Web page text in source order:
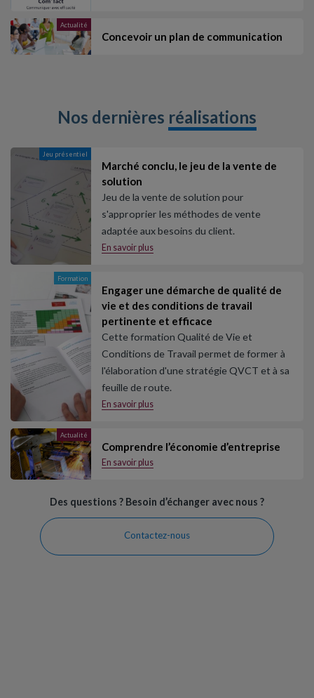
Actualité
Concevoir un plan de communication
Nos dernières réalisations
Jeu présentiel
Marché conclu, le jeu de la vente de
solution
Jeu de la vente de solution pour
s'approprier les méthodes de vente
adaptée aux besoins du client.
En savoir plus
Formation
Engager une démarche de qualité de
vie et des conditions de travail
pertinente et efficace
Cette formation Qualité de Vie et
Conditions de Travail permet de former à
l'élaboration d'une stratégie QVCT et à sa
feuille de route.
En savoir plus
Actualité
Comprendre l’économie d’entreprise
En savoir plus
Des questions ? Besoin d’échanger avec nous ?
Contactez-nous